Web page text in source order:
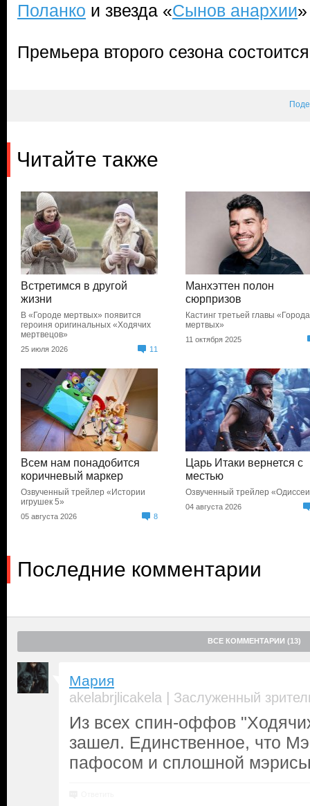
Поланко и звезда «Сынов анархии
Премьера второго сезона
Читайте также
Встретимся в другой
жизни
В «Городе мертвых» появится
героиня оригинальных «Ходячих
мертвецов»
25 июля 2026 11
Манхэттен полон
сюрпризов
Кастинг третьей главы «Города
мертвых»
11 октября 2025
Всем нам понадобится
коричневый маркер
Озвученный трейлер «Истории
игрушек 5»
05 августа 2026 8
Царь Итаки вернется с
местью
Озвученный трейлер
04 августа 2026
Последние комментарии
ВСЕ КОММЕНТАРИИ (13)
Мария
akelabrjlicakela | Заслуженный
Из всех спин-оффов
зашел. Единственное, что
пафосом и сплошной